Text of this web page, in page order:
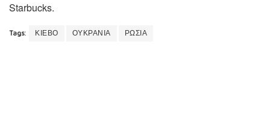
Starbucks.
Tags: ΚΙΕΒΟ ΟΥΚΡΑΝΙΑ ΡΩΣΙΑ